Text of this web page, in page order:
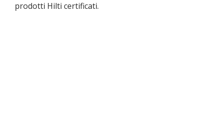
prodotti Hilti certificati.